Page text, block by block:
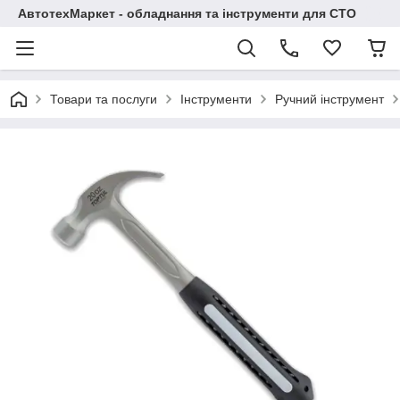
АвтотехМаркет - обладнання та інструменти для СТО
Товари та послуги Інструменти Ручний інструмент